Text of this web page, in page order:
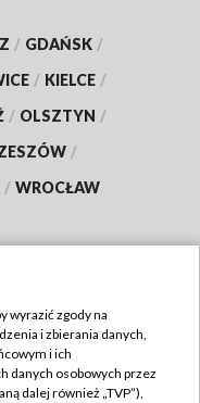
/ GDAŃSK /
/ KIELCE /
/ OLSZTYN /
/
/ WROCŁAW
wyrazić zgody na
i zbierania danych,
i ich
danych osobowych przez
dalej również „TVP”),